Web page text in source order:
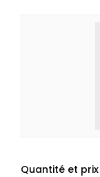
Quantité et prix